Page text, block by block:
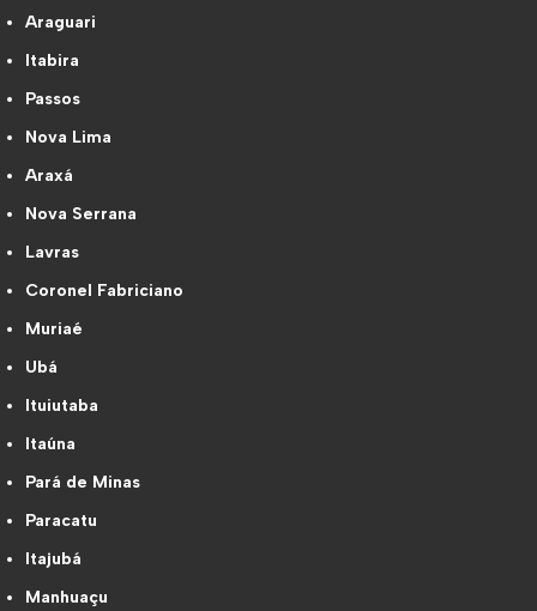
Araguari
Itabira
Passos
Nova Lima
Araxá
Nova Serrana
Lavras
Coronel Fabriciano
Muriaé
Ubá
Ituiutaba
Itaúna
Pará de Minas
Paracatu
Itajubá
Manhuaçu